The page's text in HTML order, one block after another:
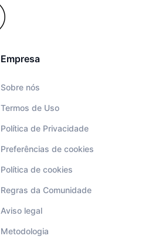
Empresa
Sobre nós
Termos de Uso
Política de Privacidade
Preferências de cookies
Política de cookies
Regras da Comunidade
Aviso legal
Metodologia